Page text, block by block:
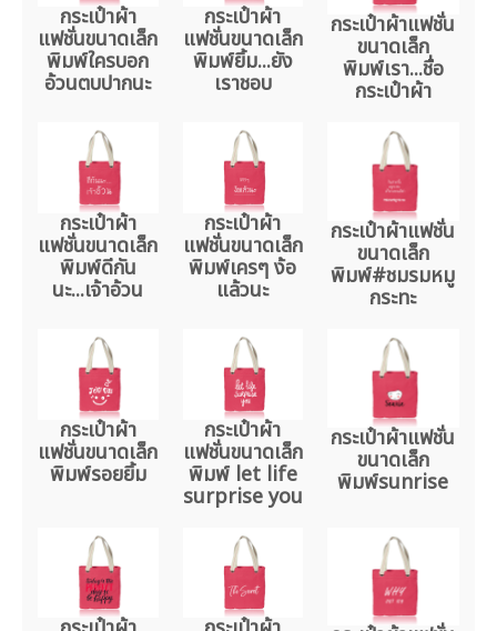
กระเป๋าผ้า
แฟชั่นขนาดเล็ก
พิมพ์ใครบอก
อ้วนตบปากนะ
กระเป๋าผ้า
แฟชั่นขนาดเล็ก
พิมพ์ยิ้ม...ยัง
เราชอบ
กระเป๋าผ้าแฟชั่น
ขนาดเล็ก
พิมพ์เรา...ชื่อ
กระเป๋าผ้า
กระเป๋าผ้า
แฟชั่นขนาดเล็ก
พิมพ์ดีกัน
นะ...เจ้าอ้วน
กระเป๋าผ้า
แฟชั่นขนาดเล็ก
พิมพ์เครๆ ง้อ
แล้วนะ
กระเป๋าผ้าแฟชั่น
ขนาดเล็ก
พิมพ์#ชมรมหมู
กระทะ
กระเป๋าผ้า
แฟชั่นขนาดเล็ก
พิมพ์รอยยิ้ม
กระเป๋าผ้า
แฟชั่นขนาดเล็ก
พิมพ์ let life
surprise you
กระเป๋าผ้าแฟชั่น
ขนาดเล็ก
พิมพ์sunrise